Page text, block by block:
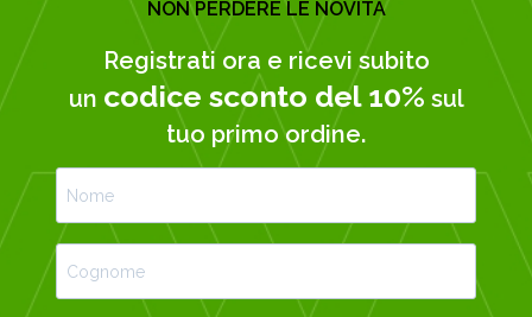
NON PERDERE LE NOVITÀ
Registrati ora e ricevi subito
un codice sconto del 10% sul
tuo primo ordine.